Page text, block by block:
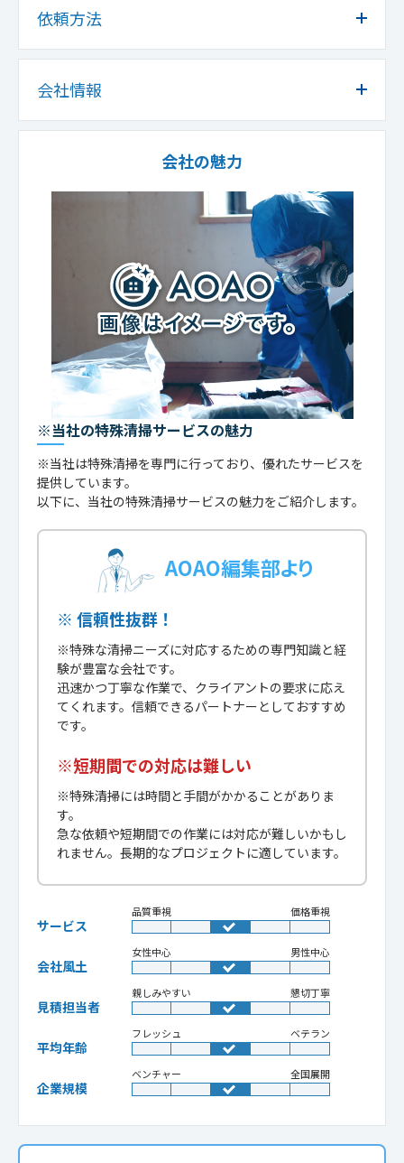
依頼方法
会社情報
会社の魅力
※当社の特殊清掃サービスの魅力
※当社は特殊清掃を専門に行っており、優れたサービスを
提供しています。
以下に、当社の特殊清掃サービスの魅力をご紹介します。
AOAO編集部より
※ 信頼性抜群！
※特殊な清掃ニーズに対応するための専門知識と経
験が豊富な会社です。
迅速かつ丁寧な作業で、クライアントの要求に応え
てくれます。信頼できるパートナーとしておすすめ
です。
※短期間での対応は難しい
※特殊清掃には時間と手間がかかることがありま
す。
急な依頼や短期間での作業には対応が難しいかもし
れません。長期的なプロジェクトに適しています。
サービス
品質重視 価格重視
会社風土
女性中心 男性中心
見積担当者
親しみやすい 懇切丁寧
平均年齢
フレッシュ ベテラン
企業規模
ベンチャー 全国展開